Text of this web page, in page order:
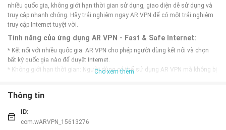
nhiều quốc gia, không giới hạn thời gian sử dụng, giao diện dễ sử dụng và
truy cập nhanh chóng. Hãy trải nghiệm ngay AR VPN để có một trải nghiệm
truy cập Internet tuyệt vời.
Tính năng của ứng dụng AR VPN - Fast & Safe Internet:
* Kết nối với nhiều quốc gia: AR VPN cho phép người dùng kết nối và chọn
bất kỳ quốc gia nào để duyệt Internet.
* Không giới hạn thời gian: Người dùng có thể sử dụng AR VPN mà không bị
dễ sử dụng.
* Duyệt nhanh: AR VPN cho phép người dùng duyệt Internet một cách nhanh
chóng.
Cho xem thêm
Thông tin
ID:
com.wARVPN_15613276